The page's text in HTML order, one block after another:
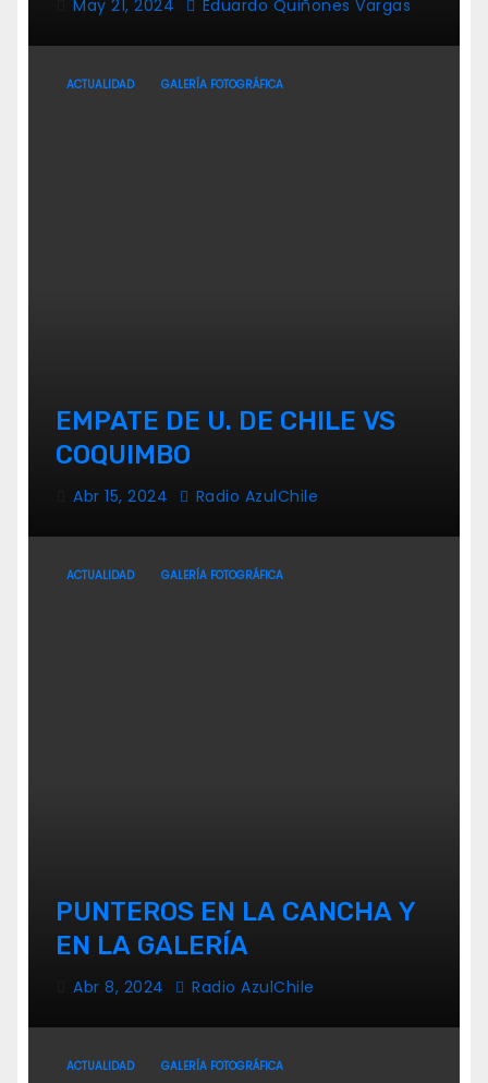
May 21, 2024 Eduardo Quiñones Vargas
ACTUALIDAD GALERÍA FOTOGRÁFICA
EMPATE DE U. DE CHILE VS
COQUIMBO
Abr 15, 2024 Radio AzulChile
ACTUALIDAD GALERÍA FOTOGRÁFICA
PUNTEROS EN LA CANCHA Y
EN LA GALERÍA
Abr 8, 2024 Radio AzulChile
ACTUALIDAD GALERÍA FOTOGRÁFICA